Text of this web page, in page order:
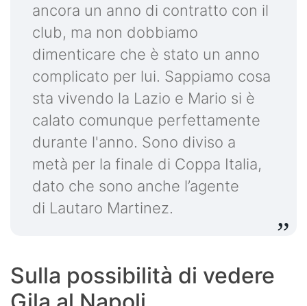
ancora un anno di contratto con il
club, ma non dobbiamo
dimenticare che è stato un anno
complicato per lui. Sappiamo cosa
sta vivendo la Lazio e Mario si è
calato comunque perfettamente
durante l'anno. Sono diviso a
metà per la finale di Coppa Italia,
dato che sono anche l’agente
di Lautaro Martinez.
Sulla possibilità di vedere